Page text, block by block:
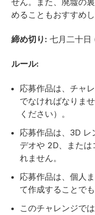
せん。また、廃墟の
めることもおすすめし
締め切り: 七月二十日
ルール:
応募作品は、チャ
でなければなりま
ください）。
応募作品は、3D レ
デオや 2D、または
れません。
応募作品は、個人
て作成することでも
このチャレンジで